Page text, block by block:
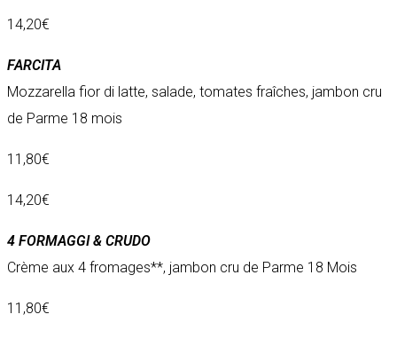
14,20€
FARCITA
Mozzarella fior di latte, salade, tomates fraîches, jambon cru
de Parme 18 mois
11,80€
14,20€
4 FORMAGGI & CRUDO
Crème aux 4 fromages**, jambon cru de Parme 18 Mois
11,80€